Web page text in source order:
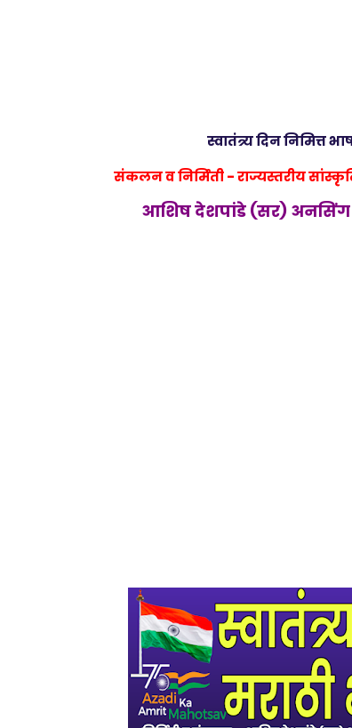
स्वातंत्र्य दिन निमित्त
संकलन व निर्मिती - राज्यस्तरीय
आशिष देशपांडे (सर) अनसिंग